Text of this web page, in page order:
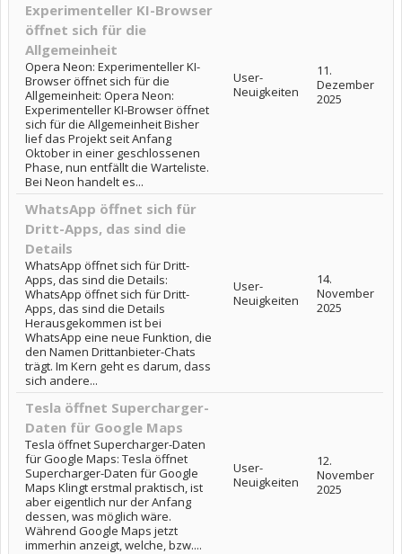
Experimenteller KI-Browser
öffnet sich für die
Allgemeinheit
Opera Neon: Experimenteller KI-
Browser öffnet sich für die
Allgemeinheit: Opera Neon:
Experimenteller KI-Browser öffnet
sich für die Allgemeinheit Bisher
lief das Projekt seit Anfang
Oktober in einer geschlossenen
Phase, nun entfällt die Warteliste.
Bei Neon handelt es...
User-
Neuigkeiten
11.
Dezember
2025
WhatsApp öffnet sich für
Dritt-Apps, das sind die
Details
WhatsApp öffnet sich für Dritt-
Apps, das sind die Details:
WhatsApp öffnet sich für Dritt-
Apps, das sind die Details
Herausgekommen ist bei
WhatsApp eine neue Funktion, die
den Namen Drittanbieter-Chats
trägt. Im Kern geht es darum, dass
sich andere...
User-
Neuigkeiten
14.
November
2025
Tesla öffnet Supercharger-
Daten für Google Maps
Tesla öffnet Supercharger-Daten
für Google Maps: Tesla öffnet
Supercharger-Daten für Google
Maps Klingt erstmal praktisch, ist
aber eigentlich nur der Anfang
dessen, was möglich wäre.
Während Google Maps jetzt
immerhin anzeigt, welche, bzw....
User-
Neuigkeiten
12.
November
2025